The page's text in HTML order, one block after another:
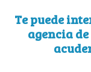
Te puede
agencia